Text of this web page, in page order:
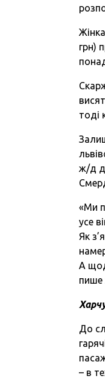
грн)
тоді
ж/д
«Ми
усе
Як
А
пише
До
– в